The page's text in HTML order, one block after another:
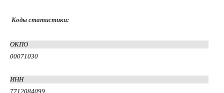
Коды статистики:
ОКПО
00071030
ИНН
7712084099